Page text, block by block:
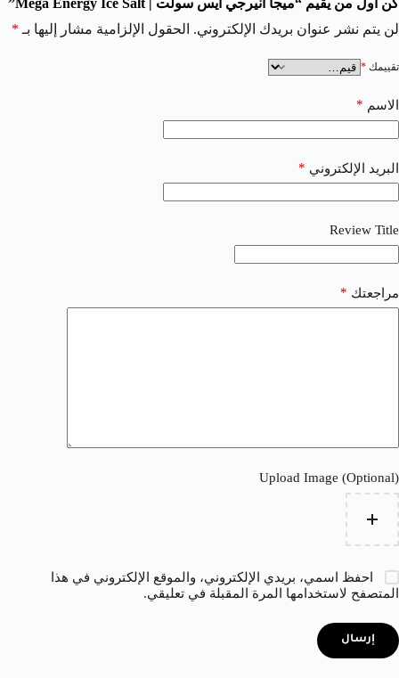
كن أول من يقيم “ميجا انيرجي ايس سولت | Mega Energy Ice Salt”
لن يتم نشر عنوان بريدك الإلكتروني. الحقول الإلزامية مشار إليها بـ *
تقييمك *
الاسم *
البريد الإلكتروني *
Review Title
مراجعتك *
Upload Image (Optional)
احفظ اسمي، بريدي الإلكتروني، والموقع الإلكتروني في هذا
المتصفح لاستخدامها المرة المقبلة في تعليقي.
إرسال